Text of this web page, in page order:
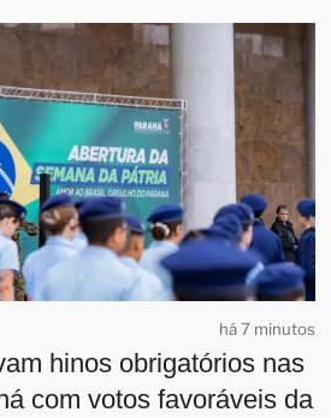
de Ma...
há 7 minutos
hinos obrigatórios nas
com votos favoráveis da